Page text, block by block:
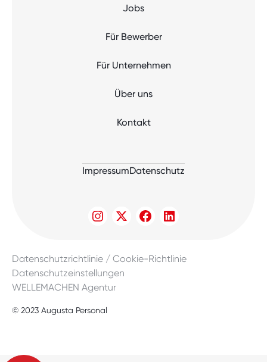
Jobs
Für Bewerber
Für Unternehmen
Über uns
Kontakt
ImpressumDatenschutz
Datenschutzrichtlinie / Cookie-Richtlinie
Datenschutzeinstellungen
WELLEMACHEN Agentur
© 2023 Augusta Personal